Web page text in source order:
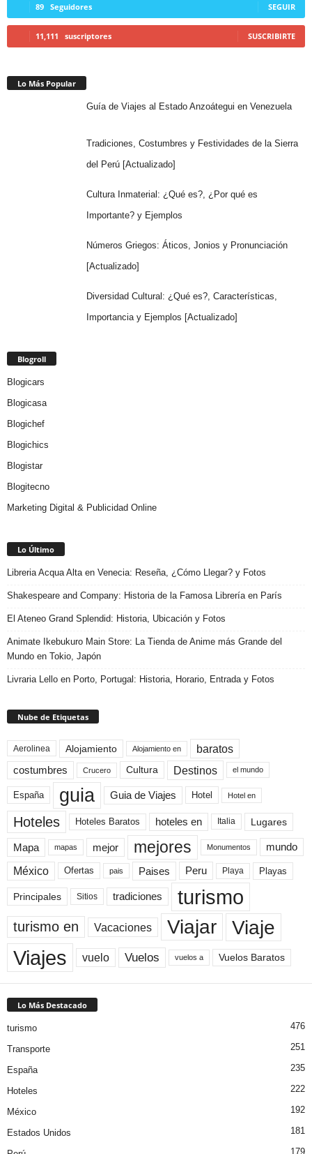
89 Seguidores SEGUIR
11,111 suscriptores SUSCRIBIRTE
Lo Más Popular
Guía de Viajes al Estado Anzoátegui en Venezuela
Tradiciones, Costumbres y Festividades de la Sierra
del Perú [Actualizado]
Cultura Inmaterial: ¿Qué es?, ¿Por qué es
Importante? y Ejemplos
Números Griegos: Áticos, Jonios y Pronunciación
[Actualizado]
Diversidad Cultural: ¿Qué es?, Características,
Importancia y Ejemplos [Actualizado]
Blogroll
Blogicars
Blogicasa
Blogichef
Blogichics
Blogistar
Blogitecno
Marketing Digital & Publicidad Online
Lo Último
Libreria Acqua Alta en Venecia: Reseña, ¿Cómo Llegar? y Fotos
Shakespeare and Company: Historia de la Famosa Librería en París
El Ateneo Grand Splendid: Historia, Ubicación y Fotos
Animate Ikebukuro Main Store: La Tienda de Anime más Grande del
Mundo en Tokio, Japón
Livraria Lello en Porto, Portugal: Historia, Horario, Entrada y Fotos
Nube de Etiquetas
Aerolinea Alojamiento Alojamiento en baratos
costumbres Crucero Cultura Destinos el mundo
España guia Guia de Viajes Hotel Hotel en
Hoteles Hoteles Baratos hoteles en Italia Lugares
Mapa mapas mejor mejores Monumentos mundo
México Ofertas pais Paises Peru Playa Playas
Principales Sitios tradiciones turismo
turismo en Vacaciones Viajar Viaje
Viajes vuelo Vuelos vuelos a Vuelos Baratos
Lo Más Destacado
turismo 476
Transporte 251
España 235
Hoteles 222
México 192
Estados Unidos 181
179